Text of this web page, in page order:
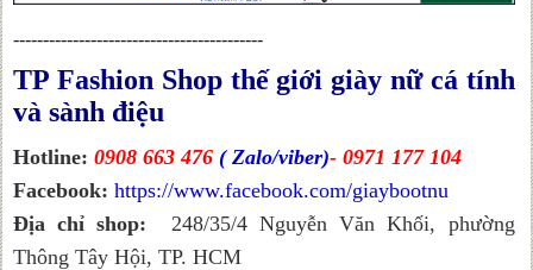
------------------------------------------
TP Fashion Shop thế giới giày nữ cá tính
và sành điệu
Hotline: 0908 663 476 ( Zalo/viber)- 0971 177 104
Facebook: https://www.facebook.com/giaybootnu
Địa chỉ shop: 248/35/4 Nguyễn Văn Khối, phường
Thông Tây Hội, TP. HCM